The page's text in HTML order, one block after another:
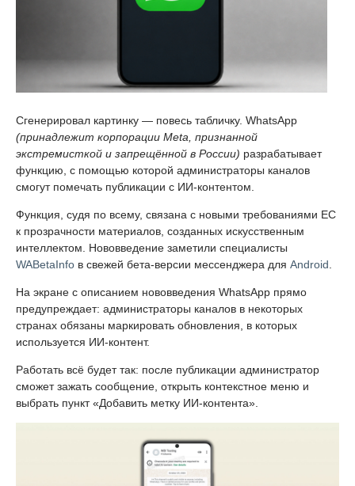
Сгенерировал картинку — повесь табличку. WhatsApp
(принадлежит корпорации Meta, признанной
экстремисткой и запрещённой в России) разрабатывает
функцию, с помощью которой администраторы каналов
смогут помечать публикации с ИИ-контентом.
Функция, судя по всему, связана с новыми требованиями ЕС
к прозрачности материалов, созданных искусственным
интеллектом. Нововведение заметили специалисты
WABetaInfo в свежей бета-версии мессенджера для Android.
На экране с описанием нововведения WhatsApp прямо
предупреждает: администраторы каналов в некоторых
странах обязаны маркировать обновления, в которых
используется ИИ-контент.
Работать всё будет так: после публикации администратор
сможет зажать сообщение, открыть контекстное меню и
выбрать пункт «Добавить метку ИИ-контента».